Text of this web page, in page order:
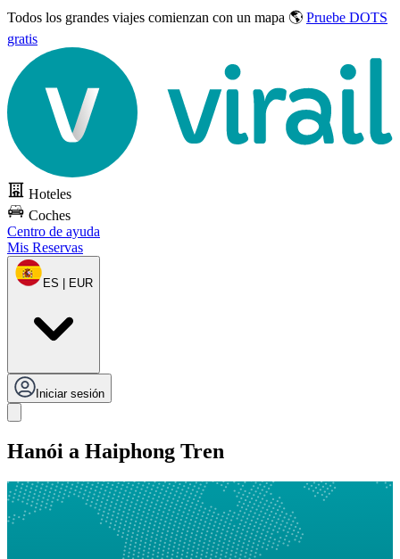
Todos los grandes viajes comienzan con un mapa 🌎 Pruebe DOTS
gratis
Hoteles
Coches
Centro de ayuda
Mis Reservas
ES | EUR
Iniciar sesión
Hanói a Haiphong Tren